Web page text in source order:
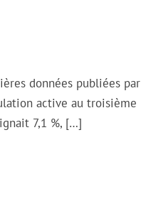
données publiées par
active au troisième
7,1 %, […]